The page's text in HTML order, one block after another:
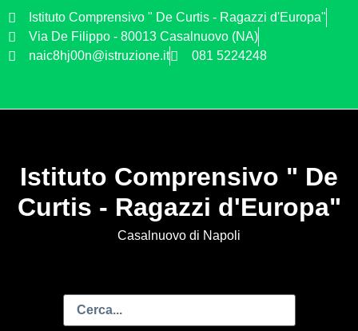
Istituto Comprensivo " De Curtis - Ragazzi d'Europa"
Via De Filippo - 80013 Casalnuovo (NA)
naic8hj00n@istruzione.it
081 5224248
Istituto Comprensivo " De
Curtis - Ragazzi d'Europa"
Casalnuovo di Napoli